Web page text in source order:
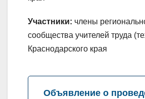
Участники: члены
сообщества учителей труда
Краснодарского края
Объявление о